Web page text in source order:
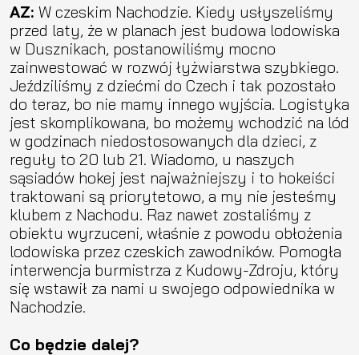
AZ: W czeskim Nachodzie. Kiedy usłyszeliśmy
przed laty, że w planach jest budowa lodowiska
w Dusznikach, postanowiliśmy mocno
zainwestować w rozwój łyżwiarstwa szybkiego.
Jeździliśmy z dziećmi do Czech i tak pozostało
do teraz, bo nie mamy innego wyjścia. Logistyka
jest skomplikowana, bo możemy wchodzić na lód
w godzinach niedostosowanych dla dzieci, z
reguły to 20 lub 21. Wiadomo, u naszych
sąsiadów hokej jest najważniejszy i to hokeiści
traktowani są priorytetowo, a my nie jesteśmy
klubem z Nachodu. Raz nawet zostaliśmy z
obiektu wyrzuceni, właśnie z powodu obłożenia
lodowiska przez czeskich zawodników. Pomogła
interwencja burmistrza z Kudowy-Zdroju, który
się wstawił za nami u swojego odpowiednika w
Nachodzie.
Co będzie dalej?